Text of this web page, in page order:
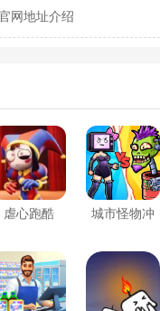
网地址介绍
虐心跑酷 城市怪物冲